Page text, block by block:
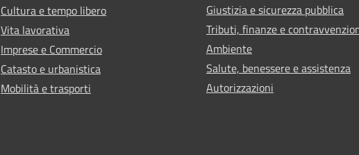
Cultura e tempo libero
Vita lavorativa
Imprese e Commercio
Catasto e urbanistica
Mobilità e trasporti
Giustizia e sicurezza pubblica
Tributi, finanze e
Ambiente
Salute, benessere e assistenza
Autorizzazioni